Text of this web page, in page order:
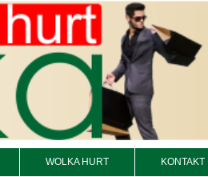
WOLKA HURT KONTAKT